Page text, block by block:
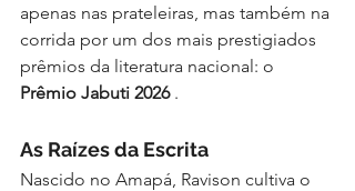
apenas nas prateleiras, mas também na
corrida por um dos mais prestigiados
prêmios da literatura nacional: o
Prêmio Jabuti 2026 .
As Raízes da Escrita
Nascido no Amapá, Ravison cultiva o